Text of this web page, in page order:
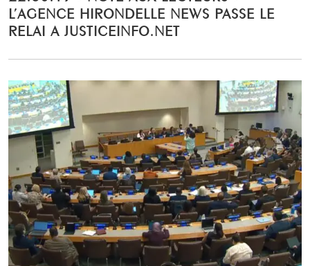
L’AGENCE HIRONDELLE NEWS PASSE LE
RELAI A JUSTICEINFO.NET